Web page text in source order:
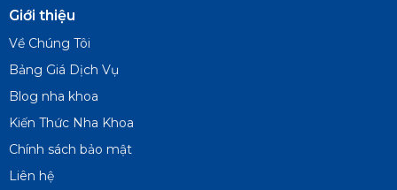
Giới thiệu
Về Chúng Tôi
Bảng Giá Dịch Vụ
Blog nha khoa
Kiến Thức Nha Khoa
Chính sách bảo mật
Liên hệ